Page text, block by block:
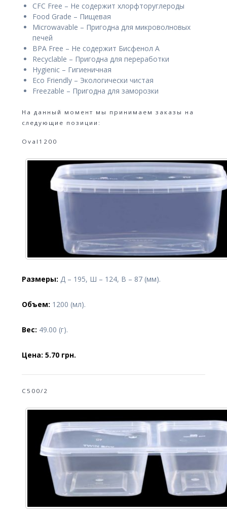
CFC Free – Не содержит хлорфторуглероды
Food Grade – Пищевая
Microwavable – Пригодна для микроволновых
печей
BPA Free – Не содержит Бисфенол А
Recyclable – Пригодна для переработки
Hygienic – Гигиеничная
Eco Friendly – Экологически чистая
Freezable – Пригодна для заморозки
На данный момент мы принимаем заказы на
следующие позиции:
Oval1200
Размеры: Д – 195, Ш – 124, В – 87 (мм).
Объем: 1200 (мл).
Вес: 49.00 (г).
Цена: 5.70 грн.
C500/2